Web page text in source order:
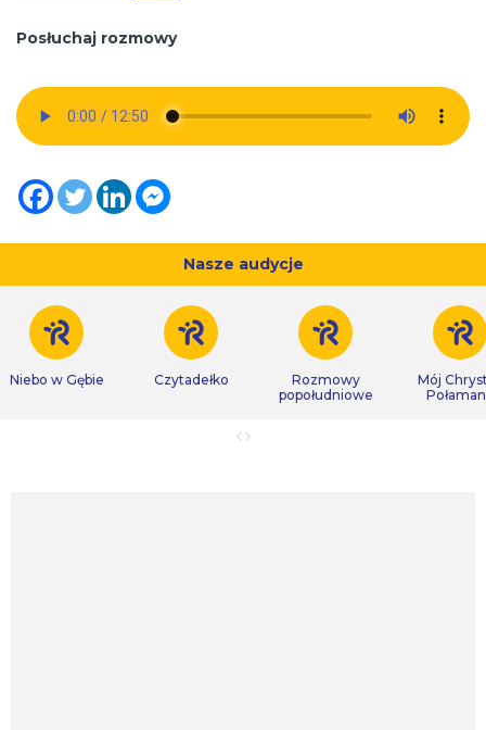
Posłuchaj rozmowy
Nasze audycje
Niebo w Gębie Czytadełko
Rozmowy
popołudniowe
Mój